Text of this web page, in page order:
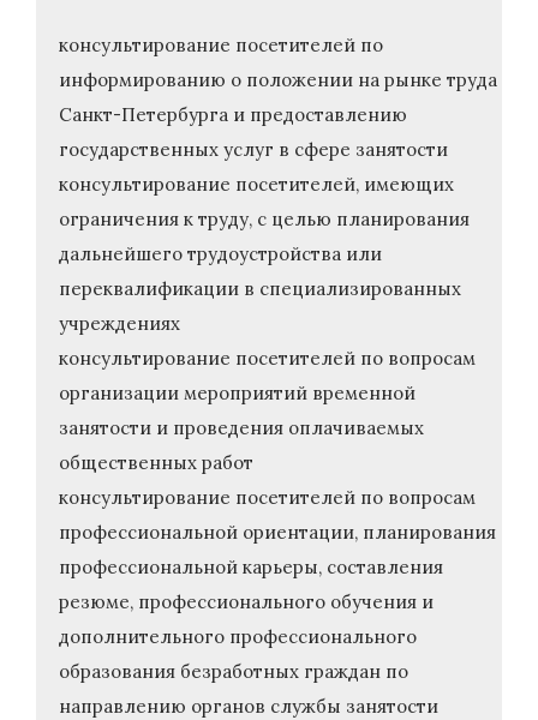
консультирование посетителей по
информированию о положении на рынке труда
Санкт-Петербурга и предоставлению
государственных услуг в сфере занятости
консультирование посетителей, имеющих
ограничения к труду, с целью планирования
дальнейшего трудоустройства или
переквалификации в специализированных
учреждениях
консультирование посетителей по вопросам
организации мероприятий временной
занятости и проведения оплачиваемых
общественных работ
консультирование посетителей по вопросам
профессиональной ориентации, планирования
профессиональной карьеры, составления
резюме, профессионального обучения и
дополнительного профессионального
образования безработных граждан по
направлению органов службы занятости